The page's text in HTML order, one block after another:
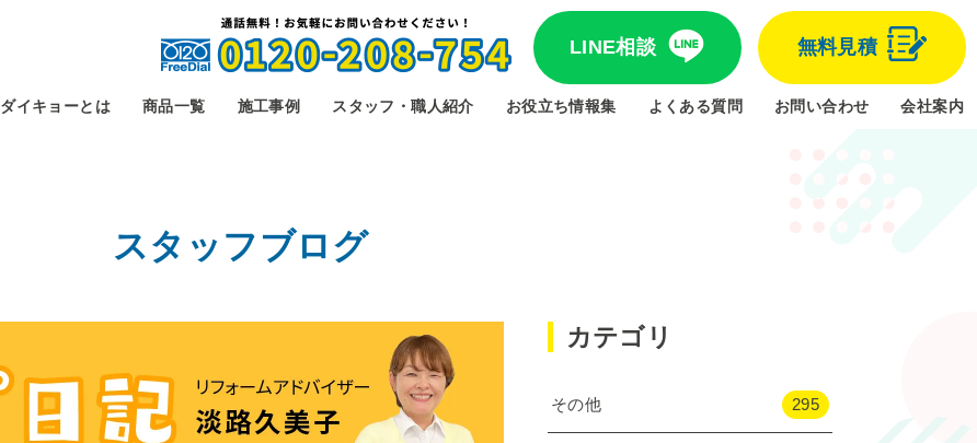
LINE相談 無料見積
ダイキョーとは 商品一覧 施工事例 スタッフ・職人紹介 お役立ち情報集 よくある質問 お問い合わせ 会社案内
スタッフブログ
カテゴリ
その他 295